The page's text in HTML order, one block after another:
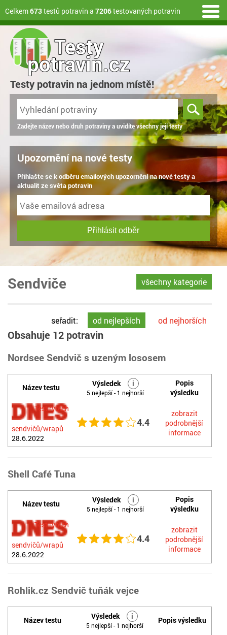
Celkem673testů potravin a 7206testovaných potravin
Testy
potravin.cz
Testy potravin na jednom místě!
Zadejte název nebo druh potraviny a uvidíte všechny její testy
Upozornění na nové testy
Přihlašte se k odběru emailových upozornění na nové testy a
aktualit ze světa potravin
Přihlásit odběr
všechny kategorie
Sendviče
seřadit: od nejlepších od nejhorších
Obsahuje 12 potravin
Nordsee Sendvič s uzeným lososem
Název testu Výsledek i
5 nejlepší - 1 nejhorší
Popis
výsledku
Test rybích
sendvičů/wrapů
28.6.2022
4.4
zobrazit
podrobnější
informace
Shell Café Tuna
Název testu Výsledek i
5 nejlepší - 1 nejhorší
Popis
výsledku
Test rybích
sendvičů/wrapů
28.6.2022
4.4
zobrazit
podrobnější
informace
Rohlik.cz Sendvič tuňák vejce
Název testu Výsledek i
5 nejlepší - 1 nejhorší
Popis výsledku